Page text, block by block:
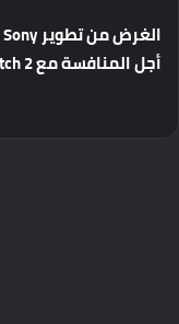
الغرضمنتطوير
أجلالمنافسةمع